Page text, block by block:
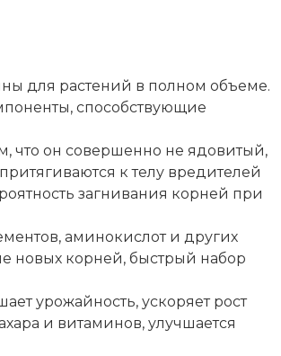
для растений в полном объеме.
способствующие
что он совершенно не ядовитый,
к телу вредителей
загнивания корней при
аминокислот и других
новых корней, быстрый набор
урожайность, ускоряет рост
и витаминов, улучшается